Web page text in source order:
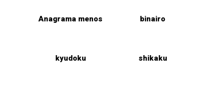
Anagrama menos binairo
kyudoku shikaku